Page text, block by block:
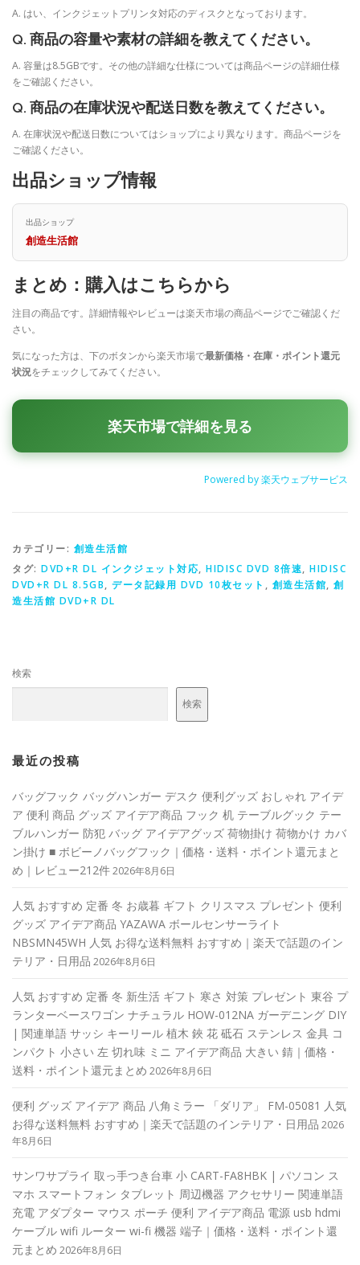
A. はい、インクジェットプリンタ対応のディスクとなっております。
Q. 商品の容量や素材の詳細を教えてください。
A. 容量は8.5GBです。その他の詳細な仕様については商品ページの詳細仕様
をご確認ください。
Q. 商品の在庫状況や配送日数を教えてください。
A. 在庫状況や配送日数についてはショップにより異なります。商品ページを
ご確認ください。
出品ショップ情報
出品ショップ
創造生活館
まとめ：購入はこちらから
注目の商品です。詳細情報やレビューは楽天市場の商品ページでご確認くだ
さい。
気になった方は、下のボタンから楽天市場で最新価格・在庫・ポイント還元
状況をチェックしてみてください。
楽天市場で詳細を見る
Powered by 楽天ウェブサービス
カテゴリー: 創造生活館
タグ: DVD+R DL インクジェット対応, HIDISC DVD 8倍速, HIDISC
DVD+R DL 8.5GB, データ記録用 DVD 10枚セット , 創造生活館, 創
造生活館 DVD+R DL
検索
検索
最近の投稿
バッグフック バッグハンガー デスク 便利グッズ おしゃれ アイデ
ア 便利 商品 グッズ アイデア商品 フック 机 テーブルグック テー
ブルハンガー 防犯 バッグ アイデアグッズ 荷物掛け 荷物かけ カバ
ン掛け ■ ボビーノバッグフック｜価格・送料・ポイント還元まと
め｜レビュー212件2026年8月6日
人気 おすすめ 定番 冬 お歳暮 ギフト クリスマス プレゼント 便利
グッズ アイデア商品 YAZAWA ボールセンサーライト
NBSMN45WH 人気 お得な送料無料 おすすめ｜楽天で話題のイン
テリア・日用品 2026年8月6日
人気 おすすめ 定番 冬 新生活 ギフト 寒さ 対策 プレゼント 東谷 プ
ランターベースワゴン ナチュラル HOW-012NA ガーデニング DIY
| 関連単語 サッシ キーリール 植木 鋏 花 砥石 ステンレス 金具 コ
ンパクト 小さい 左 切れ味 ミニ アイデア商品 大きい 錆｜価格・
送料・ポイント還元まとめ 2026年8月6日
便利 グッズ アイデア 商品 八角ミラー 「ダリア」 FM-05081 人気
お得な送料無料 おすすめ｜楽天で話題のインテリア・日用品 2026
年8月6日
サンワサプライ 取っ手つき台車 小 CART-FA8HBK | パソコン ス
マホ スマートフォン タブレット 周辺機器 アクセサリー 関連単語
充電 アダプター マウス ポーチ 便利 アイデア商品 電源 usb hdmi
ケーブル wifi ルーター wi-fi 機器 端子｜価格・送料・ポイント還
元まとめ 2026年8月6日